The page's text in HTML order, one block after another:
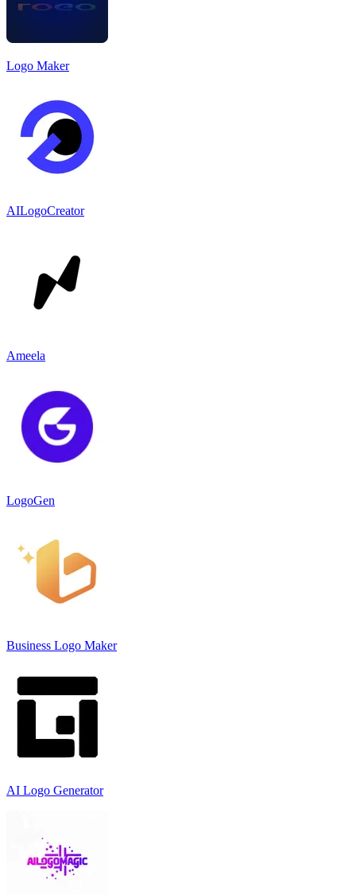
Logo Maker
AILogoCreator
Ameela
LogoGen
Business Logo Maker
AI Logo Generator